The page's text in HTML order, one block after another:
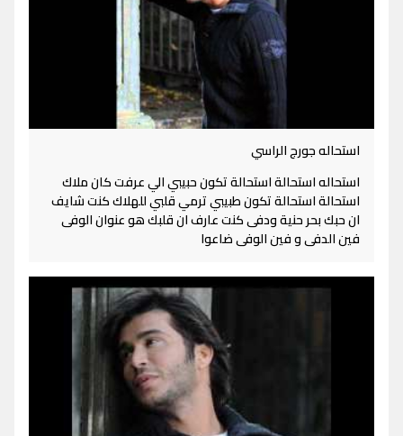
استحاله جورج الراسي
استحاله استحالة استحالة تكون حبيبي الي عرفت كان ملاك
استحالة استحالة تكون طبيبي ترمي قلبي للهلاك كنت شايف
ان حبك بحر حنية ودفى كنت عارف ان قلبك هو عنوان الوفى
فين الدفى و فين الوفى ضاعوا